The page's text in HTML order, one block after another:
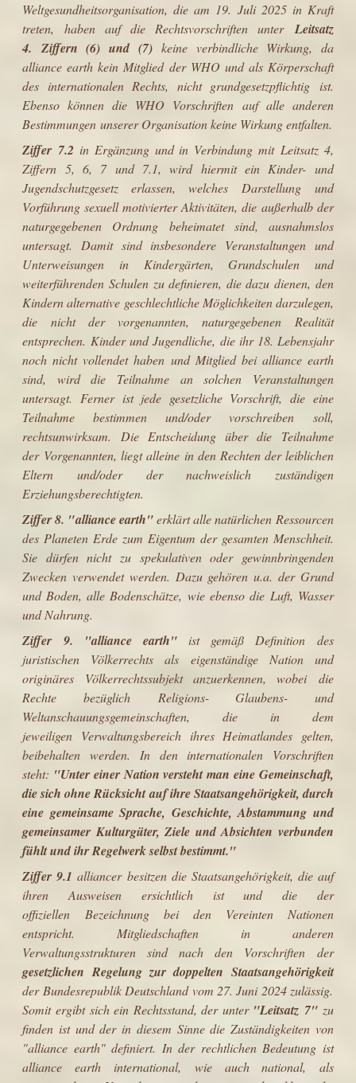
Weltgesundheitsorganisation, die am 19. Juli 2025 in Kraft
treten, haben auf die Rechtsvorschriften unterLeitsatz
4. Ziffern (6) und (7)keine verbindliche Wirkung, da
alliance earth kein Mitglied der WHO und als Körperschaft
des internationalen Rechts, nicht grundgesetzpflichtig ist.
Ebenso können die WHO Vorschriften auf alle anderen
Bestimmungen unserer Organisation keine Wirkung entfalten.
Ziffer 7.2 in Ergänzung und in Verbindung mit Leitsatz 4,
Ziffern 5, 6, 7 und 7.1, wird hiermit ein Kinder- und
Jugendschutzgesetz erlassen, welches Darstellung und
Vorführung sexuell motivierter Aktivitäten, die außerhalb der
naturgegebenen Ordnung beheimatet sind, ausnahmslos
untersagt. Damit sind insbesondere Veranstaltungen und
Unterweisungen in Kindergärten, Grundschulen und
weiterführenden Schulen zu definieren, die dazu dienen, den
Kindern alternative geschlechtliche Möglichkeiten darzulegen,
die nicht der vorgenannten, naturgegebenen Realität
entsprechen. Kinder und Jugendliche, die ihr 18. Lebensjahr
noch nicht vollendet haben und Mitglied bei alliance earth
sind, wird die Teilnahme an solchen Veranstaltungen
untersagt. Ferner ist jede gesetzliche Vorschrift, die eine
Teilnahme bestimmen und/oder vorschreiben soll,
rechtsunwirksam. Die Entscheidung über die Teilnahme
der Vorgenannten, liegt alleine in den Rechten der leiblichen
Eltern und/oder der nachweislich zuständigen
Erziehungsberechtigten.
Ziffer 8. "alliance earth"erklärt alle natürlichen Ressourcen
des Planeten Erde zum Eigentum der gesamten Menschheit.
Sie dürfen nicht zu spekulativen oder gewinnbringenden
Zwecken verwendet werden. Dazu gehören u.a. der Grund
und Boden, alle Bodenschätze, wie ebenso die Luft, Wasser
und Nahrung.
Ziffer 9. "alliance earth" ist
gemäß Definition des
juristischen Völkerrechts als eigenständige Nation und
originäres Völkerrechtssubjekt anzuerkennen, wobei die
Rechte bezüglich Religions- Glaubens- und
Weltanschauungsgemeinschaften, die in dem
jeweiligen Verwaltungsbereich ihres Heimatlandes gelten,
beibehalten werden. In den internationalen Vorschriften
steht: "Unter einer Nation versteht man eine Gemeinschaft,
die sich ohne Rücksicht auf ihre Staatsangehörigkeit, durch
eine gemeinsame Sprache, Geschichte, Abstammung und
gemeinsamer Kulturgüter, Ziele und Absichten verbunden
fühlt und ihr Regelwerk selbst bestimmt."
Ziffer 9.1 alliancer besitzen die Staatsangehörigkeit, die auf
ihren Ausweisen ersichtlich ist und die der
offiziellen Bezeichnung bei den Vereinten Nationen
entspricht. Mitgliedschaften in anderen
Verwaltungsstrukturen sind nach den Vorschriften der
gesetzlichen Regelung zur doppelten Staatsangehörigkeit
der Bundesrepublik Deutschland vom 27. Juni 2024 zulässig.
Somit ergibt sich ein Rechtsstand, der unter "Leitsatz 7" zu
finden ist und der in diesem Sinne die Zuständigkeiten von
"alliance earth" definiert. In der rechtlichen Bedeutung ist
alliance earth international, wie auch national, als